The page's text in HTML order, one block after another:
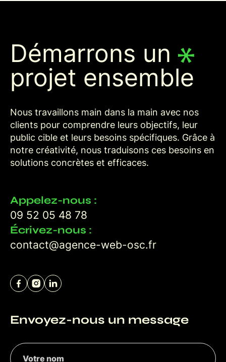
Démarrons un
projet ensemble
Nous travaillons main dans la main avec nos
clients pour comprendre leurs objectifs, leur
public cible et leurs besoins spécifiques. Grâce à
notre créativité, nous traduisons ces besoins en
solutions concrètes et efficaces.
Appelez-nous :
09 52 05 48 78
Écrivez-nous :
contact@agence-web-osc.fr
Envoyez-nous un message